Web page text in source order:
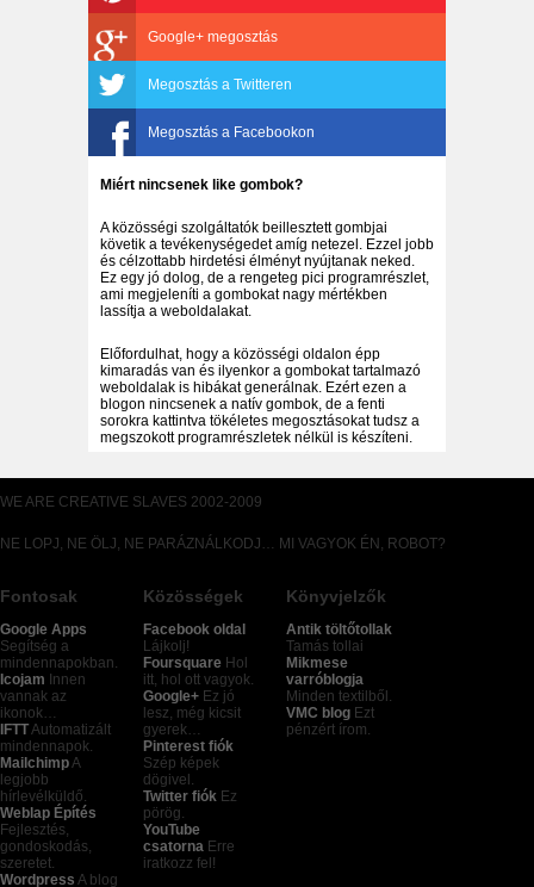
Google+ megosztás
Megosztás a Twitteren
Megosztás a Facebookon
Miért nincsenek like gombok?
A közösségi szolgáltatók beillesztett gombjai
követik a tevékenységedet amíg netezel. Ezzel jobb
és célzottabb hirdetési élményt nyújtanak neked.
Ez egy jó dolog, de a rengeteg pici programrészlet,
ami megjeleníti a gombokat nagy mértékben
lassítja a weboldalakat.
Előfordulhat, hogy a közösségi oldalon épp
kimaradás van és ilyenkor a gombokat tartalmazó
weboldalak is hibákat generálnak. Ezért ezen a
blogon nincsenek a natív gombok, de a fenti
sorokra kattintva tökéletes megosztásokat tudsz a
megszokott programrészletek nélkül is készíteni.
WE ARE CREATIVE SLAVES 2002-2009
NE LOPJ, NE ÖLJ, NE PARÁZNÁLKODJ… MI VAGYOK ÉN, ROBOT?
Fontosak
Google Apps
Segítség a
mindennapokban.
Icojam Innen
vannak az
ikonok…
IFTTAutomatizált
mindennapok.
MailchimpA
legjobb
hírlevélküldő.
Weblap Építés
Fejlesztés,
gondoskodás,
szeretet.
Wordpress A blog
Közösségek
Facebook oldal
Lájkolj!
Foursquare Hol
itt, hol ott vagyok.
Google+ Ez jó
lesz, még kicsit
gyerek…
Pinterest fiók
Szép képek
dögivel.
Twitter fiók Ez
pörög.
YouTube
csatorna Erre
iratkozz fel!
Könyvjelzők
Antik töltőtollak
Tamás tollai
Mikmese
varróblogja
Minden textilből.
VMC blog Ezt
pénzért írom.